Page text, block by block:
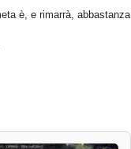
è, e rimarrà, abbastanza